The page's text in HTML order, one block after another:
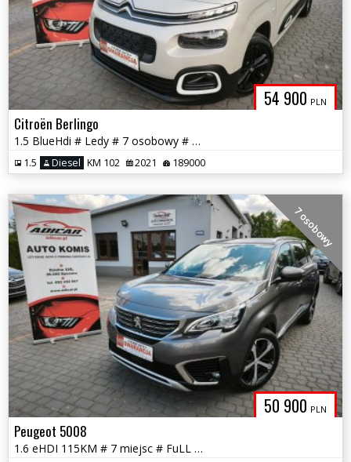
54 900 PLN
Citroën Berlingo
1.5 BlueHdi # Ledy # 7 osobowy # Navi # PDC # Piękny # GWARANCJA!!!
1.5 Diesel KM 102 2021 189000
50 900 PLN
7 osobowy
Peugeot 5008
1.6 eHDI 115KM # 7 miejsc # FuLL Opcja # Piękny # GWARANCJA!!!